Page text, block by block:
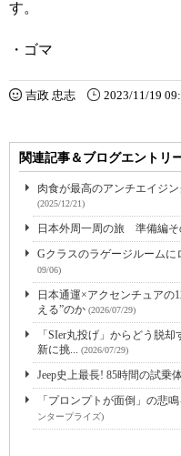
す。
・ゴマ
吉政 忠志 2023/11/19
関連記事＆ブログエントリ
肉食が最高のアンチエイジ
(2025/12/21)
日本外周一周の旅 準備編そ
Gクラスのラゲージルーム
09/06)
日本通運×アクセンチュアの
える”のか (2026/07/29)
「SIer丸投げ」からどう脱
新に挑... (2026/07/29)
Jeep史上最長! 85時間の試乗
「プロンプトが面倒」の
ンタープライズ)